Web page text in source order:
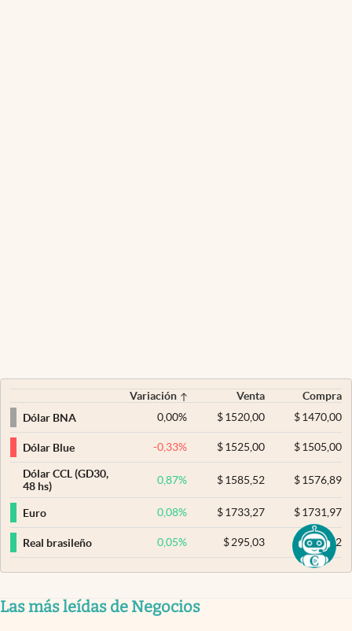
Variación Venta
Compra
Dólar BNA
0,00% $ 1520,00 $1470,00
Dólar Blue -0,33% $ 1525,00 $1505,00
Dólar CCL (GD30,
48 hs)
0,87% $ 1585,52 $1576,89
Euro 0,08% $ 1733,27 $1731,97
Real brasileño 0,05% $295,03 $294,82
Las más leídas de Negocios